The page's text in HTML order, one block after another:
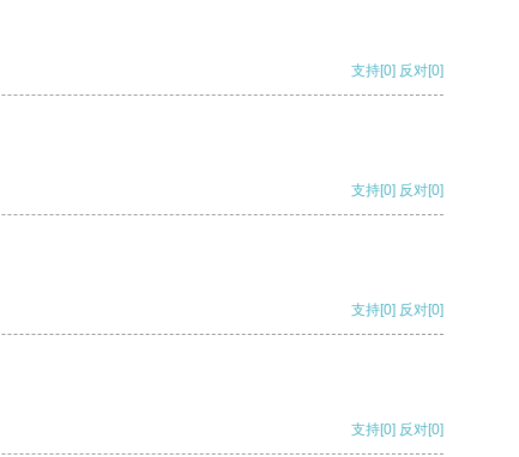
支持[0] 反对[0]
支持[0] 反对[0]
支持[0] 反对[0]
支持[0] 反对[0]